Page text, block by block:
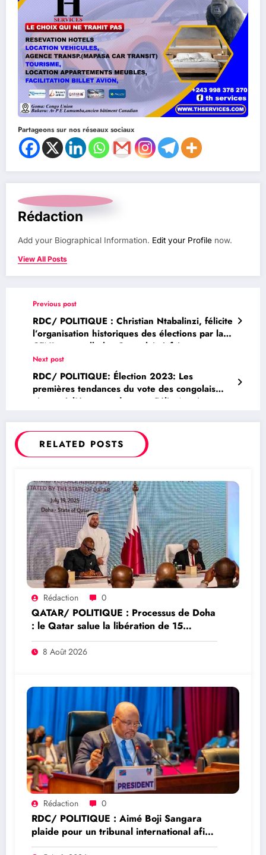
Partageons sur nos réseaux sociaux
Rédaction
Add your Biographical Information. Edit your Profile now.
View All Posts
Previous post
RDC/ POLITIQUE : Christian Ntabalinzi, félicite
l’organisation historiques des élections par la
CENI et appelle les Congolais à faire preuve
de patriotisme et de maturité pour rejeter les
appels à la contestation et au soulevement
Next post
RDC/ POLITIQUE: Élection 2023: Les
premières tendances du vote des congolais
vivants à l’étranger donnent Félix Antoine
RELATED POSTS
Rédaction 0
QATAR/ POLITIQUE : Processus de Doha
: le Qatar salue la libération de 15
détenus et leur transfert à l’AFC/M23
8 Août 2026
Rédaction 0
RDC/ POLITIQUE : Aimé Boji Sangara
plaide pour un tribunal international afin
de rendre justice aux victimes des conflits